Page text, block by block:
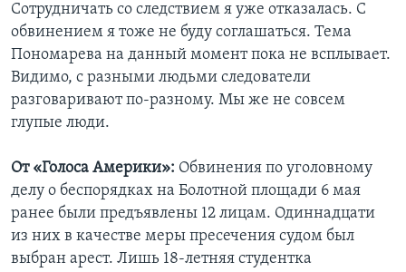
Сотрудничать со следствием я уже отказалась. С
обвинением я тоже не буду соглашаться. Тема
Пономарева на данный момент пока не всплывает.
Видимо, с разными людьми следователи
разговаривают по-разному. Мы же не совсем
глупые люди.
От «Голоса Америки»: Обвинения по уголовному
делу о беспорядках на Болотной площади 6 мая
ранее были предъявлены 12 лицам. Одиннадцати
из них в качестве меры пресечения судом был
выбран арест. Лишь 18-летняя студентка